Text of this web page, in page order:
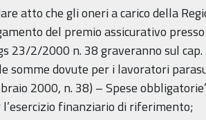
atto che gli oneri a carico della
del premio assicurativo
23/2/2000 n. 38 graveranno sul
somme dovute per i lavoratori
2000, n. 38) – Spese
l’esercizio finanziario di riferimento;